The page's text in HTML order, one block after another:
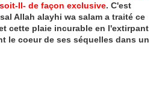
Il- de façon exclusive. C'est
Allah alayhi wa salam a traité ce
cette plaie incurable en l'extirpant
le coeur de ses séquelles dans un